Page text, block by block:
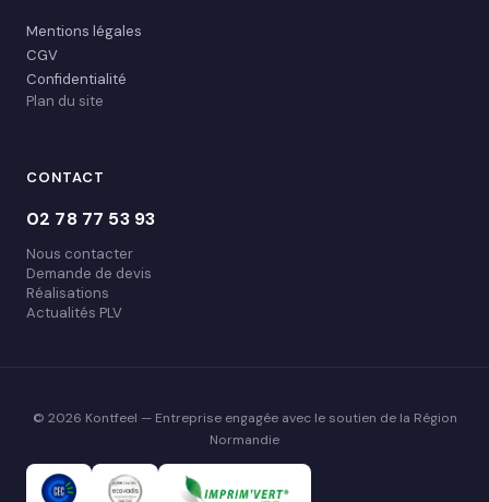
Mentions légales
CGV
Confidentialité
Plan du site
CONTACT
02 78 77 53 93
Nous contacter
Demande de devis
Réalisations
Actualités PLV
© 2026 Kontfeel — Entreprise engagée avec le soutien de la Région
Normandie